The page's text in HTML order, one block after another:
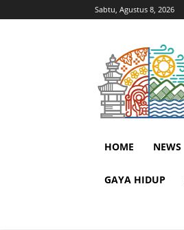
Sabtu, Agustus 8, 2026
HOME NEWS
GAYA HIDUP